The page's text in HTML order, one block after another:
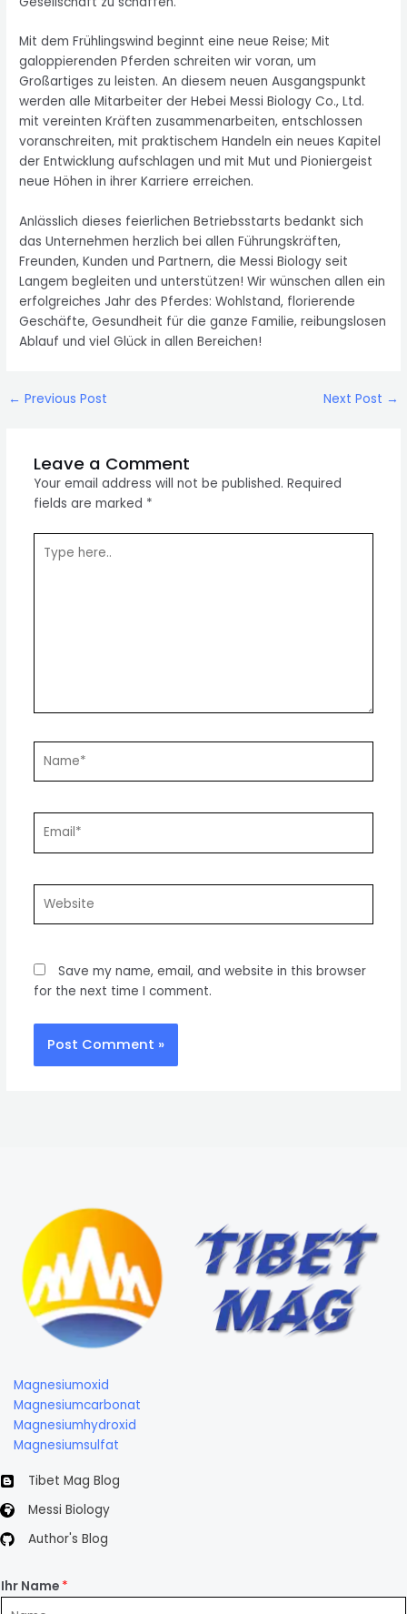
Mit dem Frühlingswind beginnt eine neue Reise; Mit
galoppierenden Pferden schreiten wir voran, um
Großartiges zu leisten. An diesem neuen Ausgangspunkt
werden alle Mitarbeiter der Hebei Messi Biology Co., Ltd.
mit vereinten Kräften zusammenarbeiten, entschlossen
voranschreiten, mit praktischem Handeln ein neues Kapitel
der Entwicklung aufschlagen und mit Mut und Pioniergeist
neue Höhen in ihrer Karriere erreichen.
Anlässlich dieses feierlichen Betriebsstarts bedankt sich
das Unternehmen herzlich bei allen Führungskräften,
Freunden, Kunden und Partnern, die Messi Biology seit
Langem begleiten und unterstützen! Wir wünschen allen ein
erfolgreiches Jahr des Pferdes: Wohlstand, florierende
Geschäfte, Gesundheit für die ganze Familie, reibungslosen
Ablauf und viel Glück in allen Bereichen!
Post
← Previous Post Next Post →
Leave a Comment
Your email address will not be published. Required
fields are marked *
here..
Save my name, email, and website in this browser
for the next time I comment.
Magnesiumoxid
Magnesiumcarbonat
Magnesiumhydroxid
Magnesiumsulfat
Tibet Mag Blog
Messi Biology
Author's Blog
Ihr Name *